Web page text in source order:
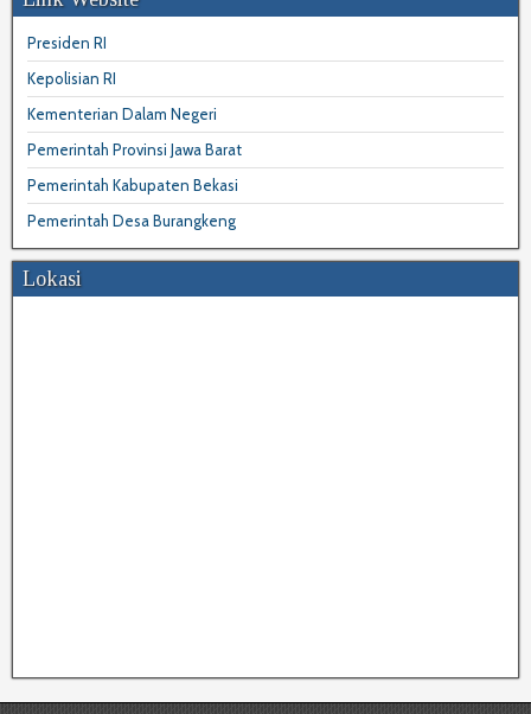
Presiden RI
Kepolisian RI
Kementerian Dalam Negeri
Pemerintah Provinsi Jawa Barat
Pemerintah Kabupaten Bekasi
Pemerintah Desa Burangkeng
Lokasi